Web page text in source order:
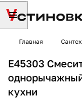
Главная
E45303
кухни